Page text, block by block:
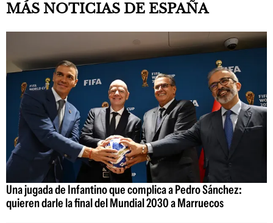
MÁS NOTICIAS DE ESPAÑA
Una jugada de Infantino que complica a Pedro Sánchez:
quieren darle la final del Mundial 2030 a Marruecos